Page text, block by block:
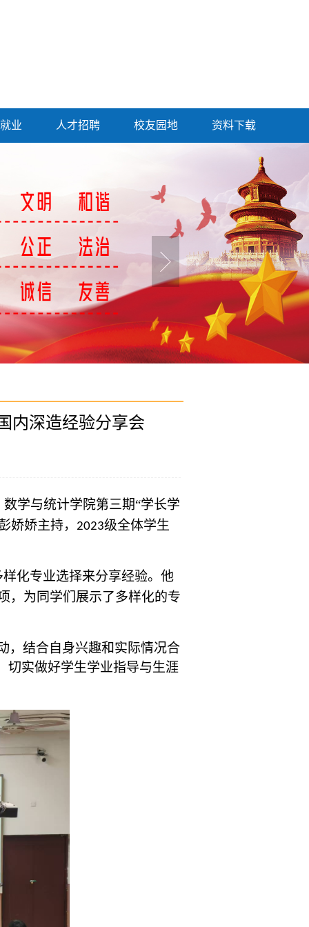
业 人才招聘 校友园地 资料下载
内深造经验分享会
数学与统计学院第三期“学长学
娇娇主持， 2023级全体学生
样化专业选择来分享经验。 他
， 为同学们展示了多样化的专
，结合自身兴趣和实际情况合
切实做好学生学业指导与生涯